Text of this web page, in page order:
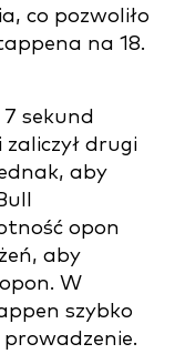
co pozwoliło
na 18.
sekund
drugi
aby
opon
aby
W
szybko